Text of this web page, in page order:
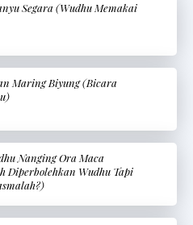
Segara (Wudhu Memakai
Maring Biyung (Bicara
Nanging Ora Maca
Diperbolehkan Wudhu Tapi